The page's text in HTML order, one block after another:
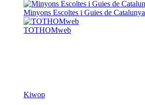
Minyons Escoltes i Guies de Catalunya
TOTHOMweb
Generalitat de Catalunya